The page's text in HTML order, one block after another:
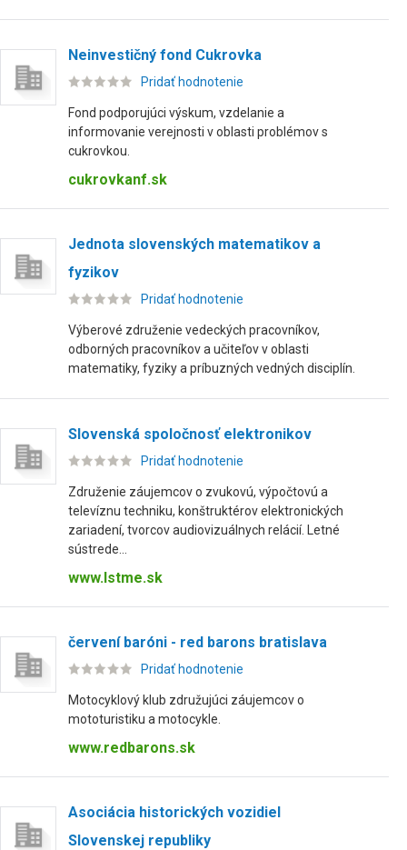
Neinvestičný fond Cukrovka
Pridať hodnotenie
Fond podporujúci výskum, vzdelanie a
informovanie verejnosti v oblasti problémov s
cukrovkou.
cukrovkanf.sk
Jednota slovenských matematikov a
fyzikov
Pridať hodnotenie
Výberové združenie vedeckých pracovníkov,
odborných pracovníkov a učiteľov v oblasti
matematiky, fyziky a príbuzných vedných disciplín.
Slovenská spoločnosť elektronikov
Pridať hodnotenie
Združenie záujemcov o zvukovú, výpočtovú a
televíznu techniku, konštruktérov elektronických
zariadení, tvorcov audiovizuálnych relácií. Letné
sústrede...
www.lstme.sk
červení baróni - red barons bratislava
Pridať hodnotenie
Motocyklový klub združujúci záujemcov o
mototuristiku a motocykle.
www.redbarons.sk
Asociácia historických vozidiel
Slovenskej republiky